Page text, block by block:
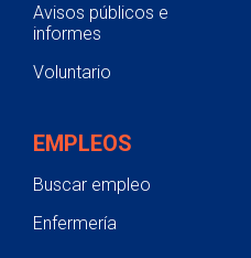
Avisos públicos e
informes
Voluntario
EMPLEOS
Buscar empleo
Enfermería